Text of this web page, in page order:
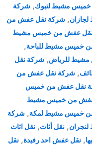
مشيط لتبوك, شركة
, شركة نقل عفش من
عفش من خميس مشيط
خميس مشيط للباحة,
للرياض, شركة نقل
, شركة نقل عفش من
نقل عفش من خميس
من خميس مشيط
خميس مشيط لمكة, شركة
, نقل أثاث, نقل اثاث
, نقل عفش احد رفيدة, نقل